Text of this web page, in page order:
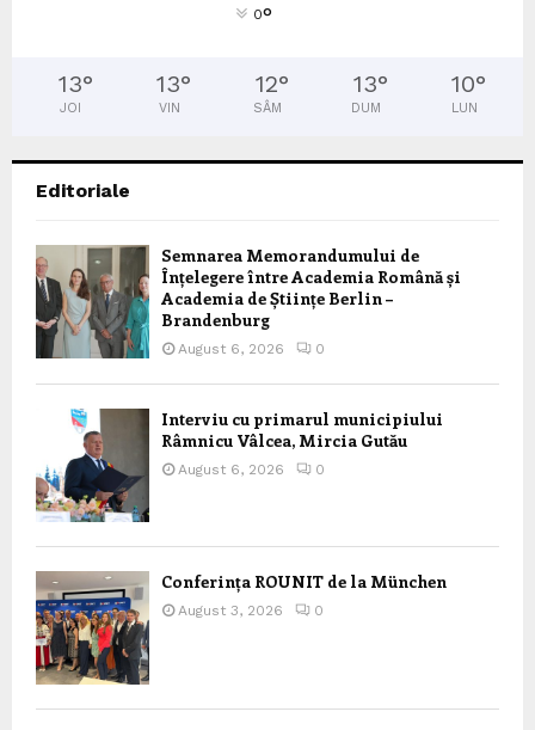
0°
13°
JOI
13°
VIN
12°
SÂM
13°
DUM
10°
LUN
Editoriale
Semnarea Memorandumului de
Înțelegere între Academia Română și
Academia de Științe Berlin –
Brandenburg
August 6, 2026 0
Interviu cu primarul municipiului
Râmnicu Vâlcea, Mircia Gutău
August 6, 2026 0
Conferința ROUNIT de la München
August 3, 2026 0